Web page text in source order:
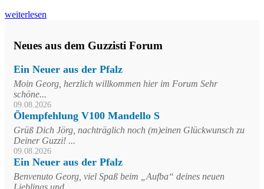
weiterlesen
Neues aus dem Guzzisti Forum
Ein Neuer aus der Pfalz
Moin Georg, herzlich willkommen hier im Forum Sehr
schöne...
09.08.2026
Ölempfehlung V100 Mandello S
Grüß Dich Jörg, nachträglich noch (m)einen Glückwunsch zu
Deiner Guzzi! ...
09.08.2026
Ein Neuer aus der Pfalz
Benvenuto Georg, viel Spaß beim „Aufba“ deines neuen
Lieblings und...